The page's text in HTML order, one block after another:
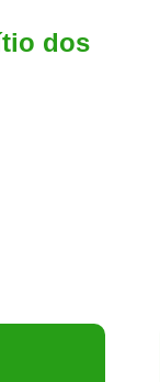
dos